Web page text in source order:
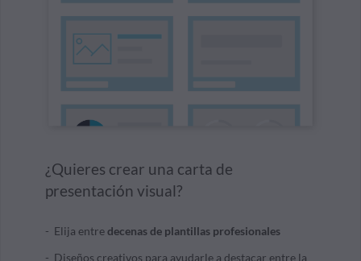
¿Quieres crear una carta de
presentación visual?
Elija entredecenas de plantillas profesionales
Diseños creativos para ayudarle a destacar entre la